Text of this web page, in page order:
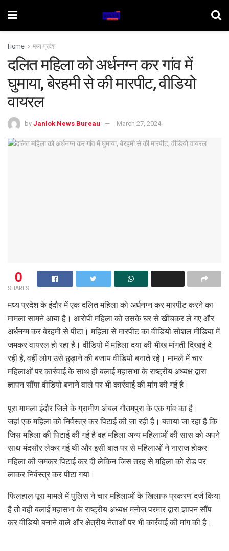
Home मध्य प्रदेश
दलित महिला को अर्धनग्न कर गांव में
घुमाया, बेरहमी से की मारपीट, वीडियो
वायरल
by Janlok News Bureau March 27, 2024
0
SHARES
मध्य प्रदेश के इंदौर में एक दलित महिला को अर्धनग्न कर मारपीट करने का
मामला सामने आया है। आरोपी महिला को उसके घर से खींचकर ले गए और
अर्धनग्म कर बेरहमी से पीटा। महिला से मारपीट का वीडियो सोशल मीडिया में
जमकर वायरल हो रहा है। वीडियो में महिला दया की भीख मांगती दिखाई दे
रही है, वहीं लोग उसे छुड़ाने की बजाय वीडियो बनाते रहे। मामले में चार
महिलाओं पर कार्रवाई के साथ ही बलाई महासभा के राष्ट्रीय अध्यक्ष द्वारा
ज्ञापन सौंपा वीडियो बनाने वाले पर भी कार्रवाई की मांग की गई है।
पूरा मामला इंदौर जिले के ग्रामीण अंचल गौतमपुरा के एक गांव का है।
जहां एक महिला को निर्वस्त्र कर पिटाई की जा रही है। बताया जा रहा है कि
जिस महिला की पिटाई की गई है वह महिला अन्य महिलाओं की सास को अपने
साथ मंदसौर लेकर गई थी और इसी बात पर से महिलाओं ने नाराज होकर
महिला की जमकर पिटाई कर दी लेकिन जिस तरह से महिला को रोड पर
लाकर निर्वस्त्र कर पीटा गया।
फिलहाल पूरा मामले में पुलिस ने चार महिलाओं के खिलाफ प्रकरण दर्ज किया
है तो वही बलाई महासभा के राष्ट्रीय अध्यक्ष मनोज परमार द्वारा ज्ञापन सौंप
कर वीडियो बनाने वाले और क्षेत्रीय नेताओं पर भी कार्रवाई की मांग की है।